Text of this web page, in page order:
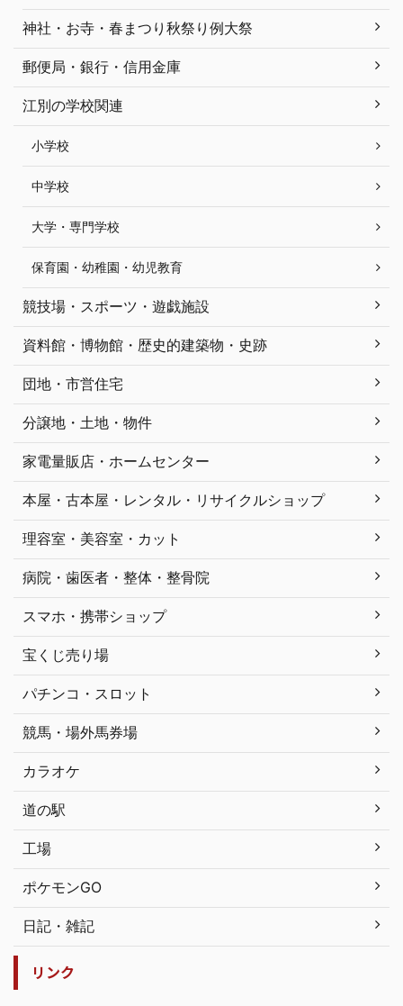
神社・お寺・春まつり秋祭り例大祭
郵便局・銀行・信用金庫
江別の学校関連
小学校
中学校
大学・専門学校
保育園・幼稚園・幼児教育
競技場・スポーツ・遊戯施設
資料館・博物館・歴史的建築物・史跡
団地・市営住宅
分譲地・土地・物件
家電量販店・ホームセンター
本屋・古本屋・レンタル・リサイクルショップ
理容室・美容室・カット
病院・歯医者・整体・整骨院
スマホ・携帯ショップ
宝くじ売り場
パチンコ・スロット
競馬・場外馬券場
カラオケ
道の駅
工場
ポケモンGO
日記・雑記
リンク